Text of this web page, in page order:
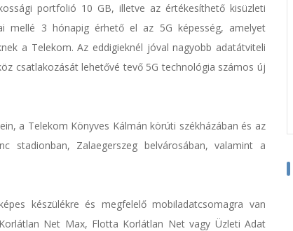
portfolió 10 GB, illetve az értékesíthető kisüzleti
mellé 3 hónapig érhető el az 5G képesség, amelyet
a Telekom. Az eddigieknél jóval nagyobb adatátviteli
csatlakozását lehetővé tevő 5G technológia számos új
a Telekom Könyves Kálmán körúti székházában és az
stadionban, Zalaegerszeg belvárosában, valamint a
készülékre és megfelelő mobiladatcsomagra van
Net Max, Flotta Korlátlan Net vagy Üzleti Adat